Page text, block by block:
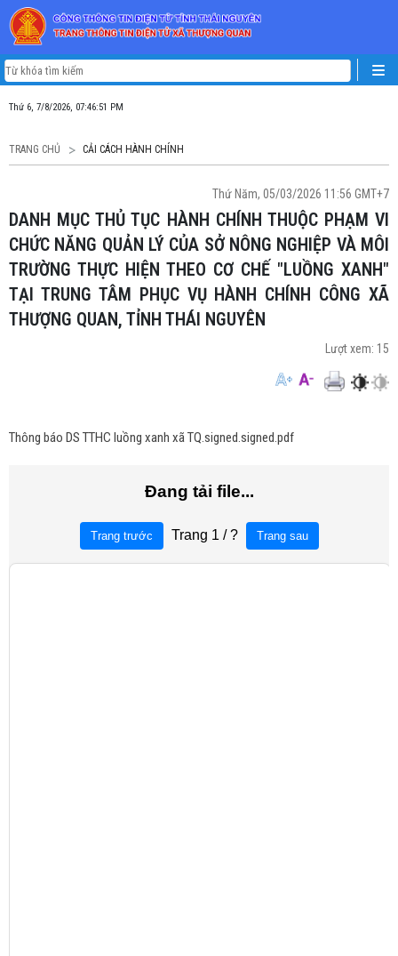
Thứ 6, 7/8/2026, 07:46:52 PM
TRANG CHỦ CẢI CÁCH HÀNH CHÍNH
Thứ Năm, 05/03/2026 11:56 GMT+7
DANH MỤC THỦ TỤC HÀNH CHÍNH THUỘC PHẠM VI
CHỨC NĂNG QUẢN LÝ CỦA SỞ NÔNG NGHIỆP VÀ MÔI
TRƯỜNG THỰC HIỆN THEO CƠ CHẾ "LUỒNG XANH"
TẠI TRUNG TÂM PHỤC VỤ HÀNH CHÍNH CÔNG XÃ
THƯỢNG QUAN, TỈNH THÁI NGUYÊN
Lượt xem: 15
Thông báo DS TTHC luồng xanh xã TQ.signed.signed.pdf